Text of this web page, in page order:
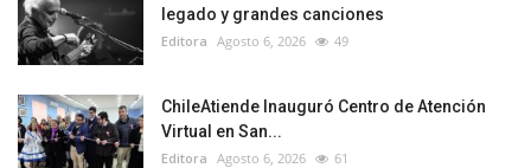
legado y grandes canciones
Editora Agosto 6, 2026 49
ChileAtiende Inauguró Centro de Atención
Virtual en San...
Editora Agosto 6, 2026 61